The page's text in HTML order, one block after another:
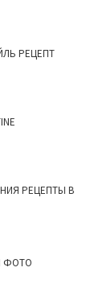
РЕЦЕПТ
РЕЦЕПТЫ В
ФОТО